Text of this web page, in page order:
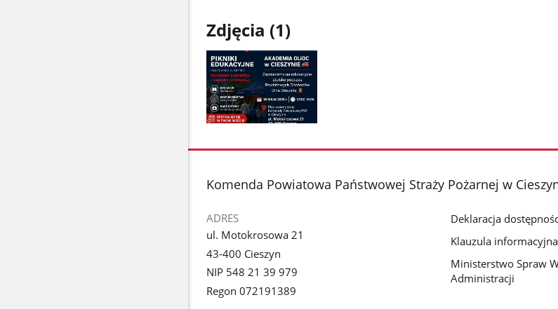
Zdjęcia (1)
galerii.
stopka
Komenda Powiatowa Państwowej Straży Pożarnej w
ADRES
ul. Motokrosowa 21
43-400 Cieszyn
NIP 548 21 39 979
Regon 072191389
Deklaracja
Klauzula informacyjna
Ministerstwo Spraw
Administracji